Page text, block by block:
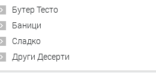
Бутер Тесто
Баници
Сладко
Други Десерти